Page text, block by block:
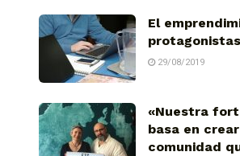
El
protagonistas
29/08/2019
«Nuestra
basa en
comunidad